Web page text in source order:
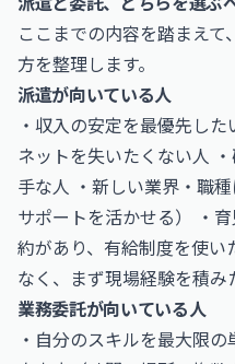
ここまでの内容を踏まえ
方を整理します。
派遣が向いている人
・収入の安定を最優先し
ネットを失いたくない人
手な人 ・新しい業界・職
サポートを活かせる） ・
約があり、有給制度を使
なく、まず現場経験を積み
業務委託が向いている人
・自分のスキルを最大限